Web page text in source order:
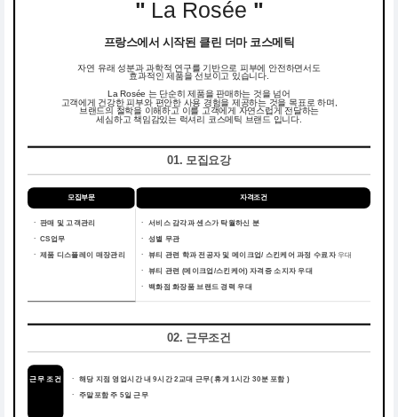
" La Rosée "
프랑스에서 시작된 클린 더마 코스메틱
자연 유래 성분과 과학적 연구를 기반으로 피부에 안전하면서도
효과적인 제품을 선보이고 있습니다.
La Rosée 는 단순히 제품을 판매하는 것을 넘어
고객에게 건강한 피부와 편안한 사용 경험을 제공하는 것을 목표로 하며,
브랜드의 철학을 이해하고 이를 고객에게 자연스럽게 전달하는
세심하고 책임감있는 럭셔리 코스메틱 브랜드 입니다.
01. 모집요강
모집부문 자격조건
ㆍ 판매 및 고객관리
ㆍ CS업무
ㆍ 제품 디스플레이 매장관리
ㆍ
서비스 감각과 센스가 탁월하신 분
ㆍ
성별 무관
ㆍ
뷰티 관련 학과 전공자 및 메이크업/ 스킨케어 과정 수료자우대
ㆍ
뷰티 관련 (메이크업/스킨케어) 자격증 소지자 우대
ㆍ 백화점 화장품 브랜드 경력 우대
02. 근무조건
근무 조건 ㆍ 해당 지점 영업시간 내 9시간 2교대 근무( 휴게 1시간 30분 포함 )
ㆍ 주말포함 주 5일 근무